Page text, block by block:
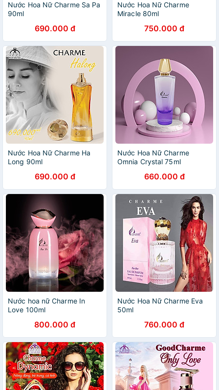
Nước Hoa Nữ Charme Sa Pa
90ml
690.000 đ
Nước Hoa Nữ Charme
Miracle 80ml
750.000 đ
Nước Hoa Nữ Charme Ha
Long 90ml
690.000 đ
Nước Hoa Nữ Charme
Omnia Crystal 75ml
660.000 đ
Nước hoa nữ Charme In
Love 100ml
800.000 đ
Nước Hoa Nữ Charme Eva
50ml
760.000 đ